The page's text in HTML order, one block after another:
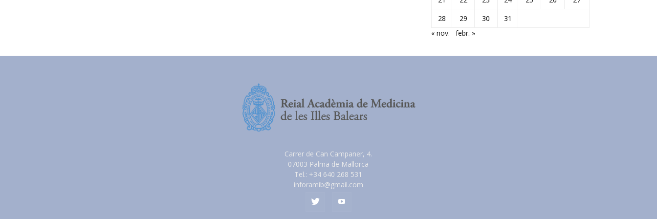
28
29 30
31
« nov.
febr. »
Carrer de Can Campaner, 4.
07003 Palma de Mallorca
Tel.: +34 640 268 531
inforamib@gmail.com